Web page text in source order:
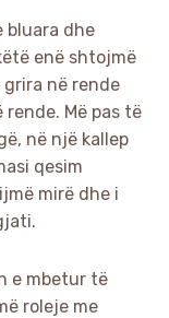
bluara dhe
enë shtojmë
në rende
Më pas të
në një kallep
qesim
mirë dhe i
e mbetur të
roleje me